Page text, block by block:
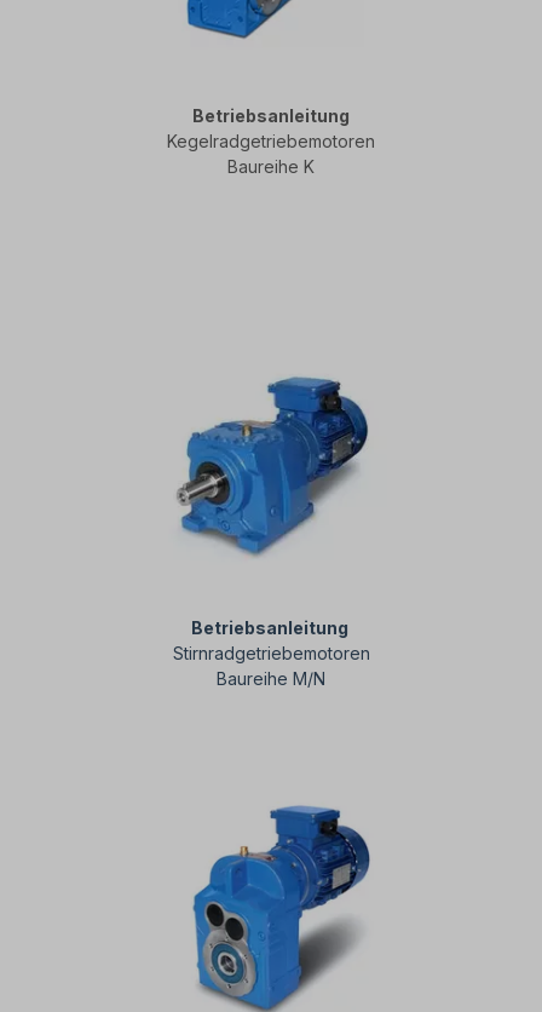
Betriebsanleitung
Kegelradgetriebemotoren
Baureihe K
Betriebsanleitung
Stirnradgetriebemotoren
Baureihe M/N